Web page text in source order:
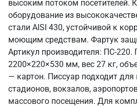
высоким потоком посетителей.
оборудование из
стали AISI 430, устойчивой к
моющим средствам. Фартук
Артикул производителя: ПС-
2200×220×530 мм, вес 27 кг,
— картон. Писсуар подходит
стадионов, вокзалов,
массового посещения. Для